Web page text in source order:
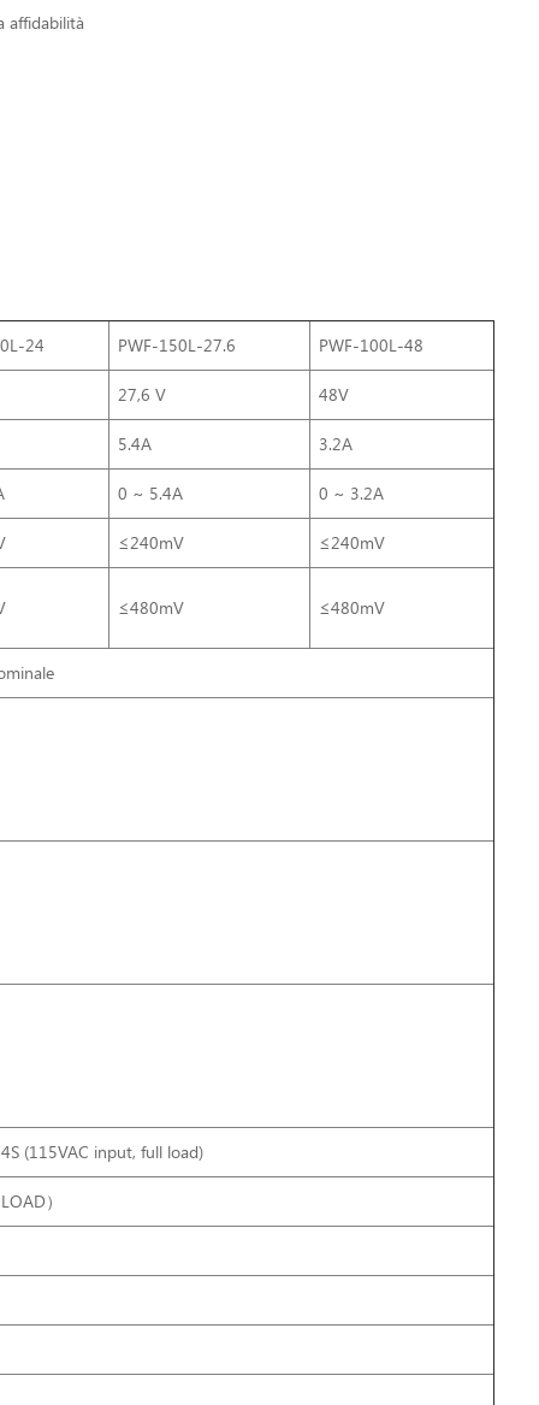
affidabilità
24 PWF-150L-27.6 PWF-100L-48
27,6 V 48V
5.4A 3.2A
0 ~ 5.4A 0 ~ 3.2A
≤240mV ≤240mV
≤480mV ≤480mV
(115VAC input, full load)
）